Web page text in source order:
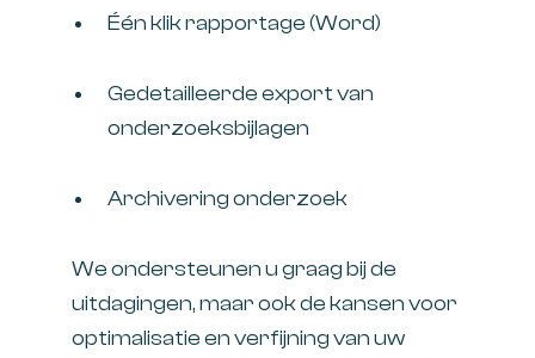
Één klik rapportage (Word)
Gedetailleerde export van
onderzoeksbijlagen
Archivering onderzoek
We ondersteunen u graag bij de
uitdagingen, maar ook de kansen voor
optimalisatie en verfijning van uw